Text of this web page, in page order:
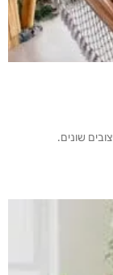
שונים.